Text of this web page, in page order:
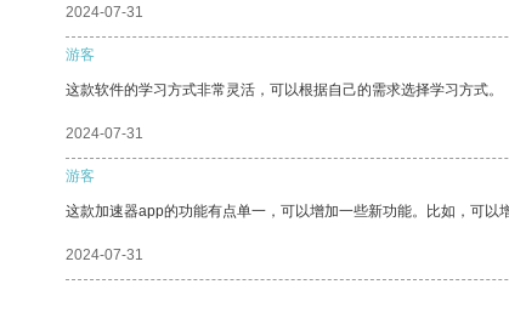
2024-07-31
游客
这款软件的学习方式非常灵活，可以根据自己的需求选择学习方式。
2024-07-31
游客
这款加速器app的功能有点单一，可以增加一些新功能。比如，可以
2024-07-31